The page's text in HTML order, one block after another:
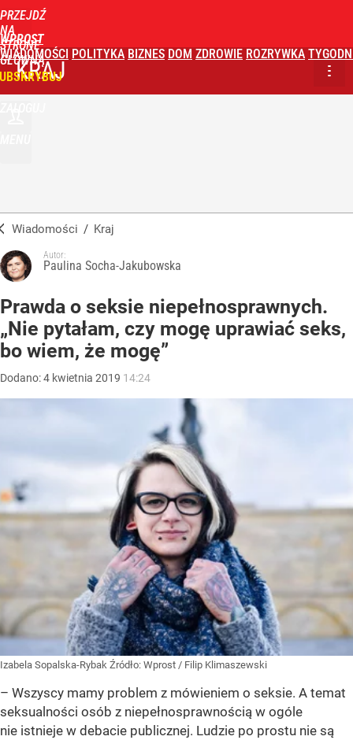
PRZEJDŹ
NA
STRONĘ
GŁÓWNĄ
WPROST
WIADOMOŚCI POLITYKA BIZNES DOM ZDROWIE ROZRYWKA
KRAJ
Wiadomości / Kraj
Autor:
Paulina Socha-Jakubowska
Prawda o seksie niepełnosprawnych.
„Nie pytałam, czy mogę uprawiać seks,
bo wiem, że mogę”
Dodano:4 kwietnia 2019 14:24
Izabela Sopalska-Rybak Źródło: Wprost / Filip Klimaszewski
– Wszyscy mamy problem z mówieniem o seksie. A temat
seksualności osób z niepełnosprawnością w ogóle
nie istnieje w debacie publicznej. Ludzie po prostu nie są